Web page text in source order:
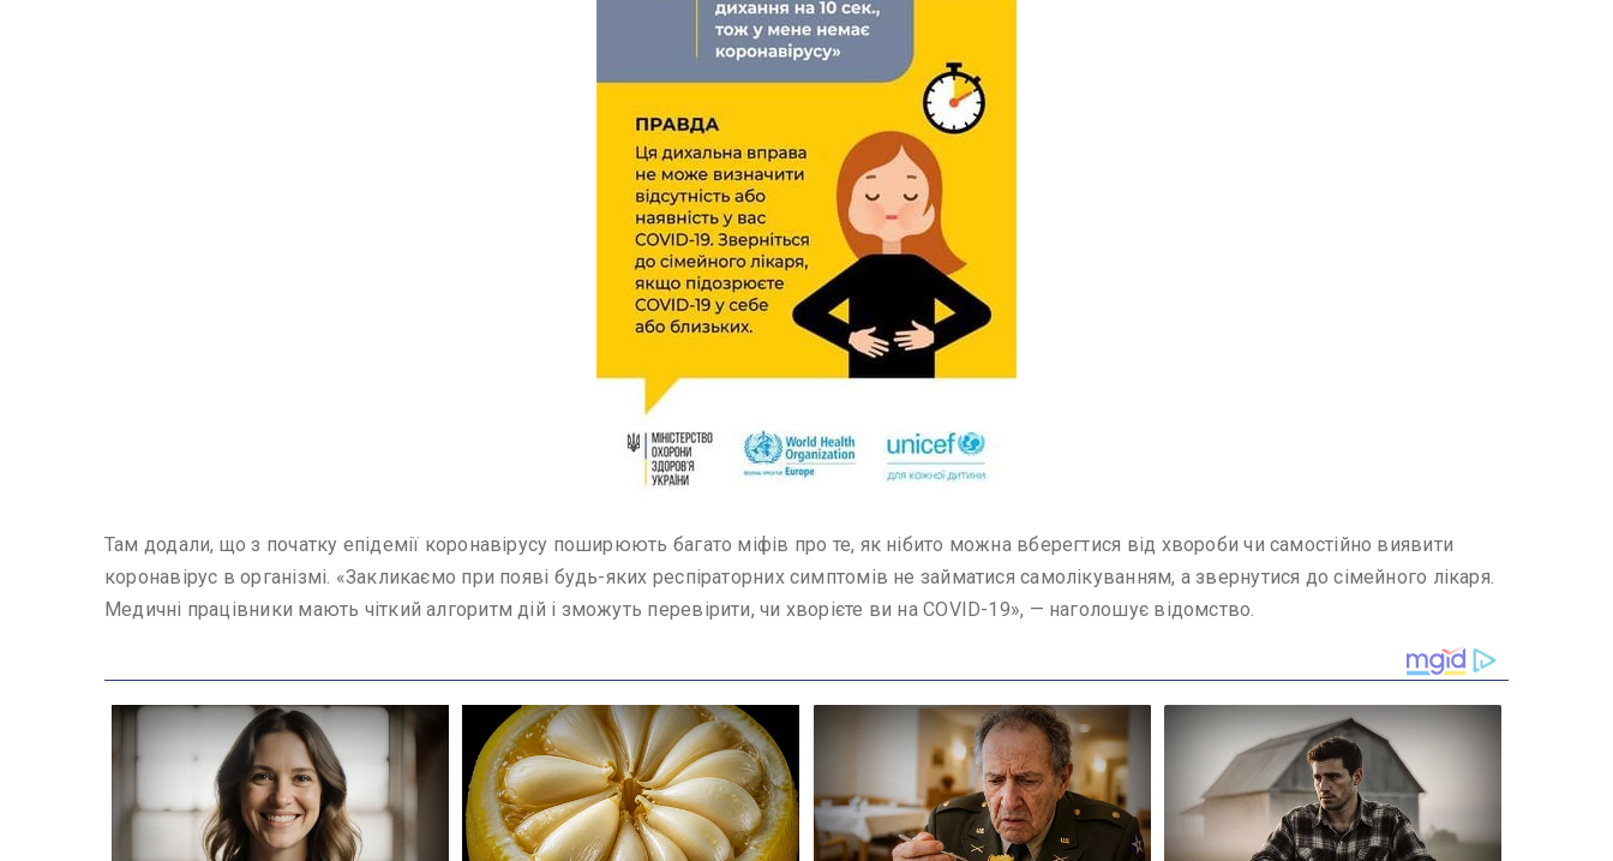
Там додали, що з початку епідемії коронавірусу поширюють багато міфів про те, як нібито можна вберегтися від хвороби чи самостійно виявити
коронавірус в організмі. «Закликаємо при появі будь-яких респіраторних симптомів не займатися самолікуванням, а звернутися до сімейного лікаря.
Медичні працівники мають чіткий алгоритм дій і зможуть перевірити, чи хворієте ви на COVID-19», — наголошує відомство.